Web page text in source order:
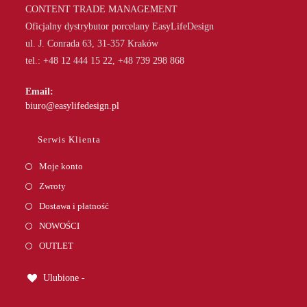
CONTENT TRADE MANAGEMENT
Oficjalny dystrybutor porcelany EasyLifeDesign
ul. J. Conrada 63, 31-357 Kraków
tel.: +48 12 444 15 22, +48 739 298 868
Email:
biuro@easylifedesign.pl
Serwis Klienta
Moje konto
Zwroty
Dostawa i płatność
NOWOŚCI
OUTLET
Ulubione -